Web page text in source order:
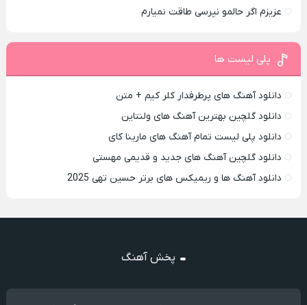
عزیزم اگر حالمو نپرسی طاقت نمیارم
پلی لیست ها
دانلود آهنگ های پرطرفدار کلر کیم + متن
دانلود گلچین بهترین آهنگ های ولنتاین
دانلود پلی لیست تمام آهنگ های مارینا کای
دانلود گلچین آهنگ های جدید و قدیمی مهستی
دانلود آهنگ ها و ریمیکس های برتر حسین تهی 2025
پخش آهنگ